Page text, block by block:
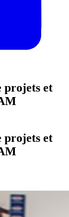
projets et
projets et